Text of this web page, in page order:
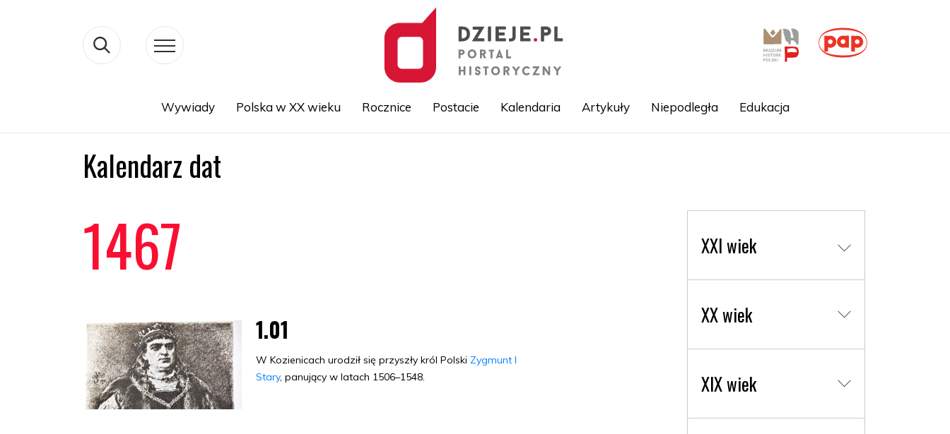
Wywiady Polska w XX wieku Rocznice Postacie Kalendaria Artykuły Niepodległa Edukacja
Kalendarz dat
1467
1.01
W Kozienicach urodził się przyszły król Polski Zygmunt I
Stary, panujący w latach 1506–1548.
XXI wiek
XX wiek
XIX wiek